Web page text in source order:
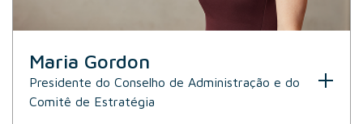
Maria Gordon
Presidente do Conselho de Administração e do
Comitê de Estratégia